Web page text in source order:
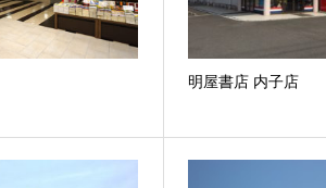
明屋書店 内子店